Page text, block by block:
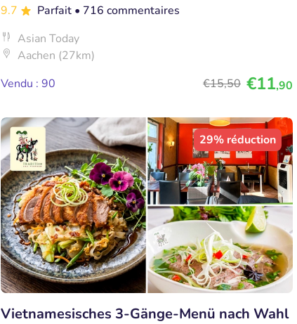
9.7
Parfait • 716 commentaires
Asian Today
Aachen (27km)
Vendu : 90
€15,50 €11,90
29% réduction
Vietnamesisches 3-Gänge-Menü nach Wahl